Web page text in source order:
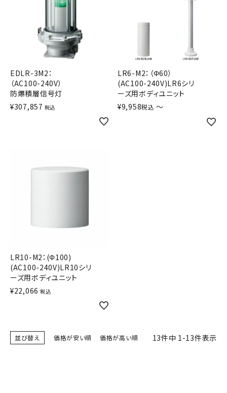
EDLR-3M2：
（AC100-240V）
防爆積層信号灯
¥307,857 税込
LR6-M2：（Φ60）
(AC100-240V)LR6シリ
ーズ用ボディユニット
¥9,958税込 〜
LR10-M2：(Φ100)
(AC100-240V)LR10シリ
ーズ用ボディユニット
¥22,066 税込
並び替え 価格が安い順 価格が高い順 13件中 1-13件表示